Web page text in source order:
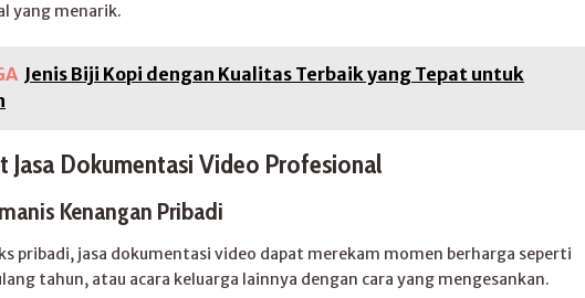
yang menarik.
Jenis Biji Kopi dengan Kualitas Terbaik yang Tepat untuk
Jasa Dokumentasi Video Profesional
Kenangan Pribadi
pribadi, jasa dokumentasi video dapat merekam momen berharga seperti
tahun, atau acara keluarga lainnya dengan cara yang mengesankan.